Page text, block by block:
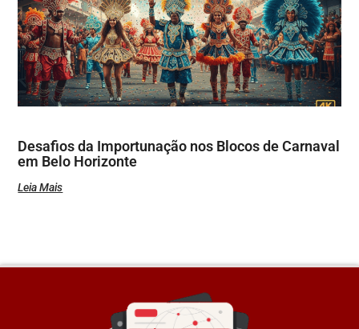
Desafios da Importunação nos Blocos de Carnaval
em Belo Horizonte
Leia Mais